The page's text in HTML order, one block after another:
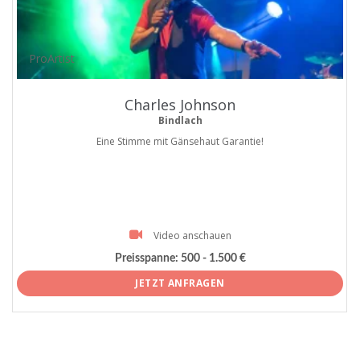
ProArtist
Charles Johnson
Bindlach
Eine Stimme mit Gänsehaut Garantie!
Video anschauen
Preisspanne: 500 - 1.500 €
JETZT ANFRAGEN